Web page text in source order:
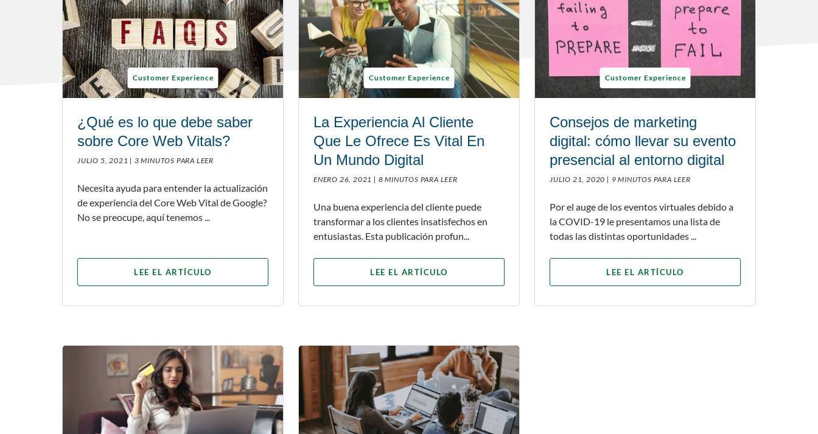
Customer Experience
¿Qué es lo que debe saber
sobre Core Web Vitals?
JULIO 5, 2021 | 3 MINUTOS PARA LEER
Necesita ayuda para entender la actualización
de experiencia del Core Web Vital de Google?
No se preocupe, aquí tenemos ...
LEE EL ARTÍCULO
Customer Experience
La Experiencia Al Cliente
Que Le Ofrece Es Vital En
Un Mundo Digital
ENERO 26, 2021 | 8 MINUTOS PARA LEER
Una buena experiencia del cliente puede
transformar a los clientes insatisfechos en
entusiastas. Esta publicación profun...
LEE EL ARTÍCULO
Customer Experience
Consejos de marketing
digital: cómo llevar su evento
presencial al entorno digital
JULIO 21, 2020 | 9 MINUTOS PARA LEER
Por el auge de los eventos virtuales debido a
la COVID-19 le presentamos una lista de
todas las distintas oportunidades ...
LEE EL ARTÍCULO